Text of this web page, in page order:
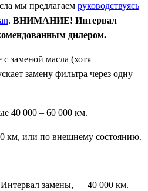
мы предлагаем руководствуясь
. ВНИМАНИЕ! Интервал
дилером.
с заменой масла (хотя
замену фильтра через одну
40 000 – 60 000 км.
км, или по внешнему состоянию.
замены, — 40 000 км.